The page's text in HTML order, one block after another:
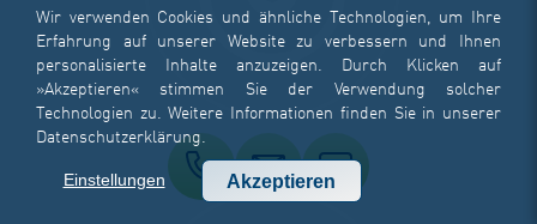
Wir verwenden Cookies und ähnliche Technologien, um Ihre
Erfahrung auf unserer Website zu verbessern und Ihnen
personalisierte Inhalte anzuzeigen. Durch Klicken auf
»Akzeptieren« stimmen Sie der Verwendung solcher
Technologien zu. Weitere Informationen finden Sie in unserer
Datenschutzerklärung
Einstellungen Akzeptieren